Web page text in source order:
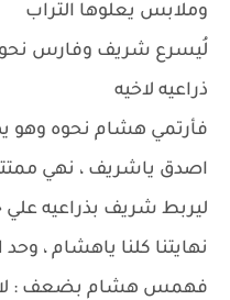
وملابس يعلوها التراب
لُيسرع شريف وفارس
ذراعيه لاخيه
فأرتمي هشام نحوه
اصدق ياشريف ، نهي
ليربط شريف بذراعيه
نهايتنا كلنا ياهشام ، وحد
فهمس هشام بضعف : لا